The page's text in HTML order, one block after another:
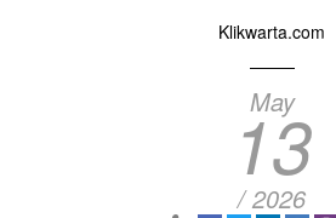
Klikwarta.com
May
13
/ 2026